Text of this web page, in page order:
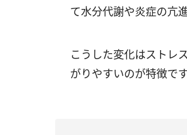
て水分代謝や炎症の亢
こうした変化はストレ
がりやすいのが特徴です